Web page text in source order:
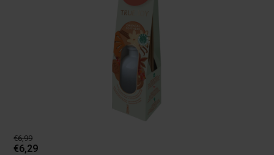
€6,99
€6,29